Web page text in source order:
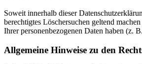
Soweit innerhalb dieser
berechtigtes Löschersuchen geltend
Ihrer personenbezogenen Daten haben (z.
Allgemeine Hinweise zu den